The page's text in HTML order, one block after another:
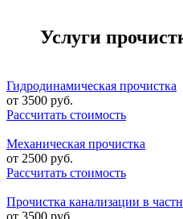
Услуги
Гидродинамическая прочистка
от 3500 руб.
Рассчитать стоимость
Механическая прочистка
от 2500 руб.
Рассчитать стоимость
Прочистка канализации в
от 3500 руб.